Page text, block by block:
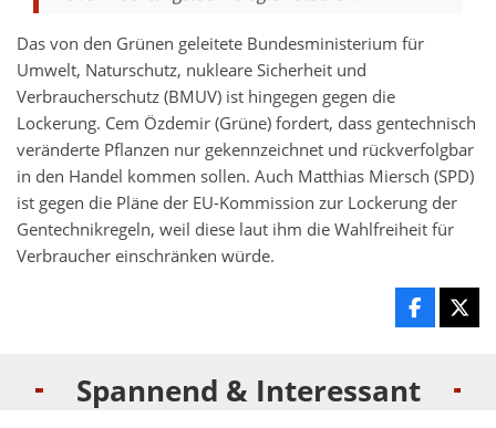
Das von den Grünen geleitete Bundesministerium für
Umwelt, Naturschutz, nukleare Sicherheit und
Verbraucherschutz (BMUV) ist hingegen gegen die
Lockerung. Cem Özdemir (Grüne) fordert, dass gentechnisch
veränderte Pflanzen nur gekennzeichnet und rückverfolgbar
in den Handel kommen sollen. Auch Matthias Miersch (SPD)
ist gegen die Pläne der EU-Kommission zur Lockerung der
Gentechnikregeln, weil diese laut ihm die Wahlfreiheit für
Verbraucher einschränken würde.
Spannend & Interessant